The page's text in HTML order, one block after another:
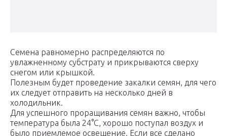
Семена равномерно распределяются по
увлажненному субстрату и прикрываются сверху
снегом или крышкой.
Полезным будет проведение закалки семян, для чего
их следует отправить на несколько дней в
холодильник.
Для успешного проращивания семян важно, чтобы
температура была 24°С, хорошо поступал воздух и
было приемлемое освещение. Если все сделано